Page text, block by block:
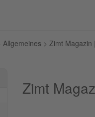
Allgemeines > Zimt Magazin
Zimt